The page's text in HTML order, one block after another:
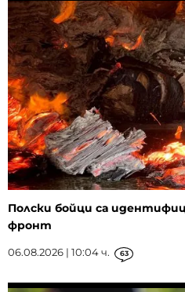
Полски бойци са
фронт
06.08.2026 | 10:04 ч. 63